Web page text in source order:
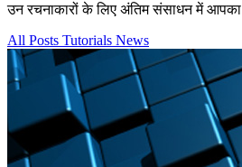
उन रचनाकारों के लिए अंतिम संसाधन में आपका
All Posts Tutorials News